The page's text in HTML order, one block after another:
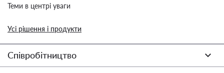
Теми в центрі уваги
Усі рішення і продукти
Співробітництво